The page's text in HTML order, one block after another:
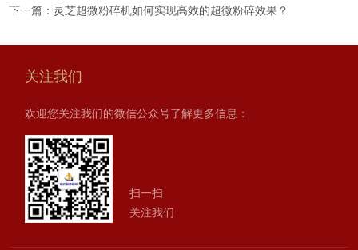
下一篇： 灵芝超微粉碎机如何实现高效的超微粉碎效果？
关注我们
欢迎您关注我们的微信公众号了解更多信息：
扫一扫
关注我们